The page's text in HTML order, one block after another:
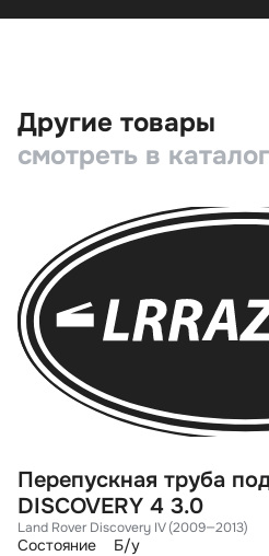
Другие товары
смотреть в
Перепускная труба
DISCOVERY 4 3.0
Land Rover Discovery IV (2009—2013)
Состояние
Б/у